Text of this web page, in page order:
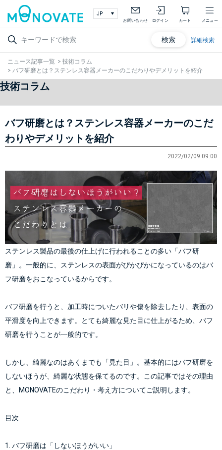
お問い合わせ ログイン カート メニュー
検索 詳細検索
ニュース記事一覧 > 技術コラム
> バフ研磨とは？ステンレス容器メーカーのこだわりやデメリットを紹介
技術コラム
バフ研磨とは？ステンレス容器メーカーのこだ
わりやデメリットを紹介
2022/02/09 09:00
ステンレス製品の最後の仕上げに行われることの多い「バフ研
磨」。一般的に、ステンレスの表面がぴかぴかになっているのはバ
フ研磨をおこなっているからです。
バフ研磨を行うと、加工時についたバリや傷を除去したり、表面の
平滑度を向上できます。とても綺麗な見た目に仕上がるため、バフ
研磨を行うことが一般的です。
しかし、綺麗なのはあくまでも「見た目」。基本的にはバフ研磨を
しないほうが、綺麗な状態を保てるのです。この記事ではその理由
と、MONOVATEのこだわり・考え方についてご説明します。
目次
1. バフ研磨は「しないほうがいい」